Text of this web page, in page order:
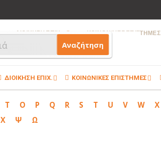
ΔΙΟΙΚΗΣΗ ΕΠΙΧ. ΚΟΙΝΩΝΙΚΕΣ ΕΠΙΣΤΗΜΕΣ
Αναζήτηση
ΔΙΟΙΚΗΣΗ ΕΠΙΧ. ΚΟΙΝΩΝΙΚΕΣ ΕΠΙΣΤΗΜΕΣ
T O P Q R S T U V W X
Χ Ψ Ω